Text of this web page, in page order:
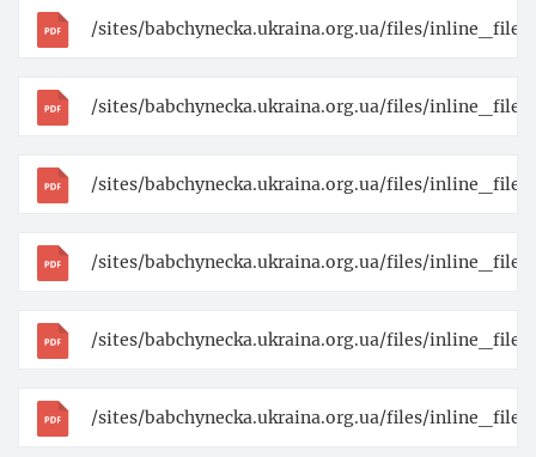
/sites/babchynecka.ukraina.org.ua/files/
/sites/babchynecka.ukraina.org.ua/files/inline_files/
/sites/babchynecka.ukraina.org.ua/files/inline_files/
/sites/babchynecka.ukraina.org.ua/files/inline_files/
/sites/babchynecka.ukraina.org.ua/files/
/sites/babchynecka.ukraina.org.ua/files/inline_files/